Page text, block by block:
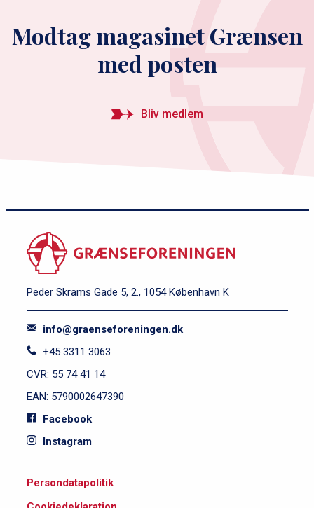
Modtag magasinet Grænsen
med posten
Bliv medlem
Peder Skrams Gade 5, 2., 1054 København K
info@graenseforeningen.dk
+45 3311 3063
CVR: 55 74 41 14
EAN: 5790002647390
Facebook
Instagram
iPersondatapolitik